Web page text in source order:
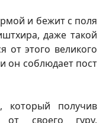
и бежит с поля
даже такой
от этого великого
он соблюдает пост
который получив
от своего гуру,